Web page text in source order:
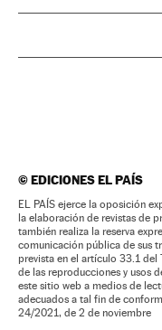
©EDICIONES EL PAÍS
EL PAÍS ejerce la oposición
la elaboración de revistas de
también realiza la reserva
comunicación pública de sus
prevista en el artículo 33.1 del
de las reproducciones y usos
este sitio web a medios de
adecuados a tal fin de
24/2021, de 2 de noviembre